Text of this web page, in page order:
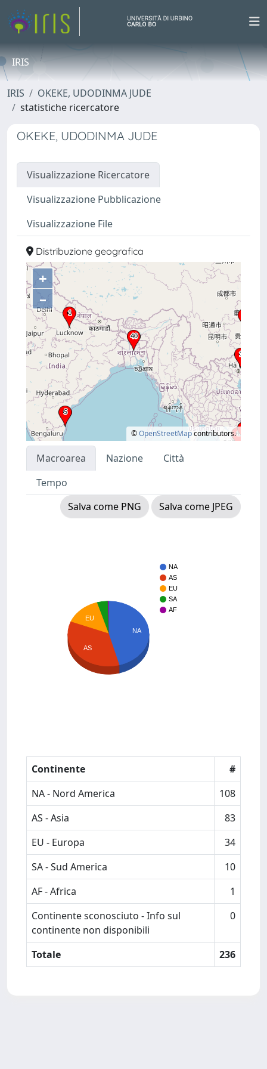
IRIS
IRIS
OKEKE, UDODINMA JUDE
statistiche ricercatore
OKEKE, UDODINMA JUDE
Visualizzazione Ricercatore
Visualizzazione Pubblicazione
Visualizzazione File
Distribuzione geografica
+
–
©OpenStreetMapcontributors.
Macroarea Nazione
Città
Tempo
Salva come PNG
Salva come JPEG
NA
AS
EU
SA
AF
NA
EU
AS
Continente
#
NA - Nord America
108
AS - Asia
83
EU - Europa
34
SA - Sud America
10
AF - Africa
1
Continente sconosciuto - Info sul
continente non disponibili
0
Totale 236